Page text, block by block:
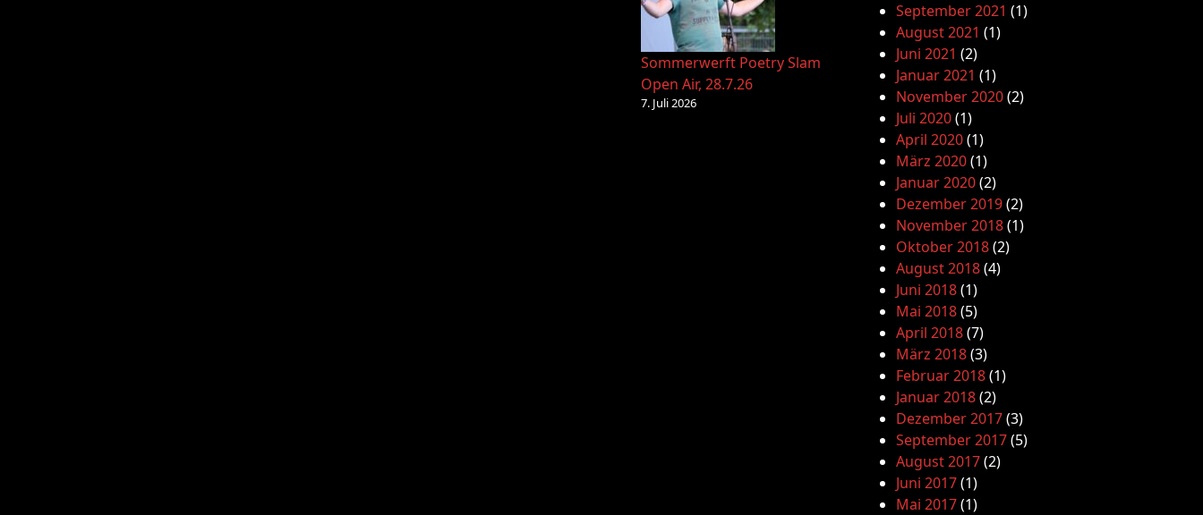
Sommerwerft Poetry Slam
Open Air, 28.7.26
7. Juli 2026
September 2021 (1)
August 2021 (1)
Juni 2021 (2)
Januar 2021 (1)
November 2020(2)
Juli 2020(1)
April 2020(1)
März 2020(1)
Januar 2020(2)
Dezember 2019(2)
November 2018(1)
Oktober 2018(2)
August 2018(4)
Juni 2018(1)
Mai 2018(5)
April 2018(7)
März 2018(3)
Februar 2018(1)
Januar 2018(2)
Dezember 2017(3)
September 2017(5)
August 2017(2)
Juni 2017(1)
Mai 2017(1)